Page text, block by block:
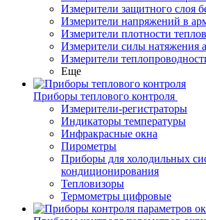
Измерители защитного слоя
Измерители напряжений в
Измерители плотности
Измерители силы натяжения
Измерители
Еще
Приборы теплового контроля
Измерители-регистраторы
Индикаторы температуры
Инфракрасные окна
Пирометры
Приборы для холодильных
кондиционирования
Тепловизоры
Термометры цифровые